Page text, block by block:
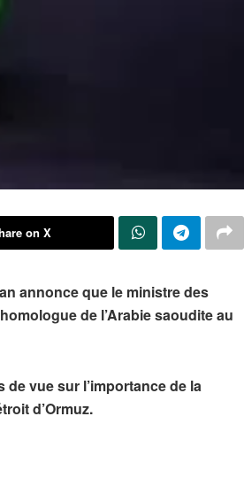
on X
annonce que le ministre des
de l’Arabie saouditeau
vue sur l’importance de la
d’Ormuz.